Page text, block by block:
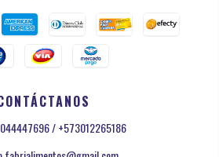
/ +573012265186